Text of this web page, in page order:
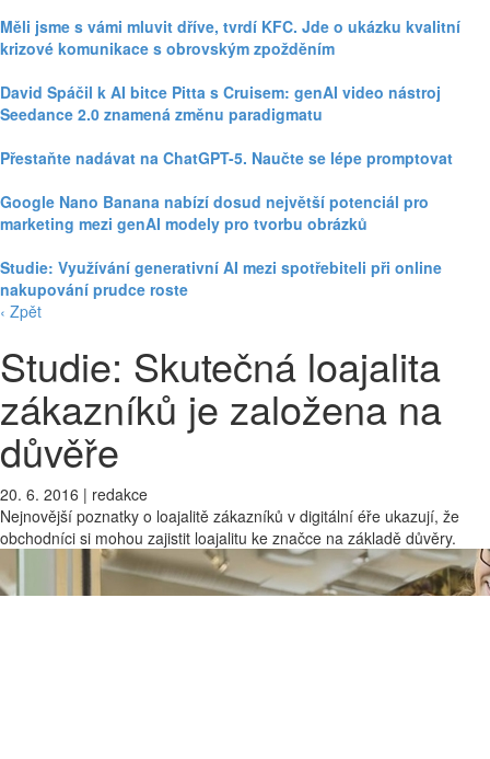
Měli jsme s vámi mluvit dříve, tvrdí KFC. Jde o ukázku kvalitní
krizové komunikace s obrovským zpožděním
David Spáčil k AI bitce Pitta s Cruisem: genAI video nástroj
Seedance 2.0 znamená změnu paradigmatu
Přestaňte nadávat na ChatGPT-5. Naučte se lépe promptovat
Google Nano Banana nabízí dosud největší potenciál pro
marketing mezi genAI modely pro tvorbu obrázků
Studie: Využívání generativní AI mezi spotřebiteli při online
nakupování prudce roste
‹ Zpět
Studie: Skutečná loajalita
zákazníků je založena na
důvěře
20. 6. 2016 | redakce
Nejnovější poznatky o loajalitě zákazníků v digitální éře ukazují, že
obchodníci si mohou zajistit loajalitu ke značce na základě důvěry.